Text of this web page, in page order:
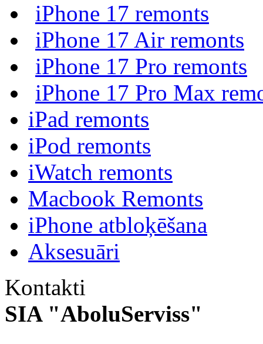
iPhone 17 remonts
iPhone 17 Air remonts
iPhone 17 Pro remonts
iPhone 17 Pro Max
iPad remonts
iPod remonts
iWatch remonts
Macbook Remonts
iPhone atbloķēšana
Aksesuāri
Kontakti
SIA "AboluServiss"